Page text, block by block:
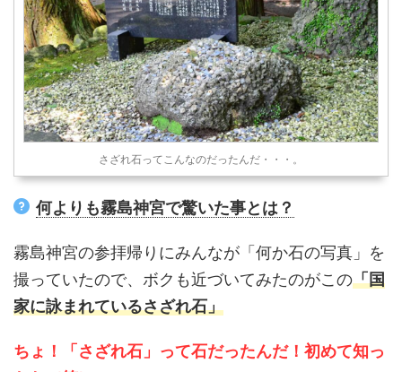
さざれ石ってこんなのだったんだ・・・。
何よりも霧島神宮で驚いた事とは？
霧島神宮の参拝帰りにみんなが「何か石の写真」を
撮っていたので、ボクも近づいてみたのがこの「国
家に詠まれているさざれ石」
ちょ！「さざれ石」って石だったんだ！初めて知っ